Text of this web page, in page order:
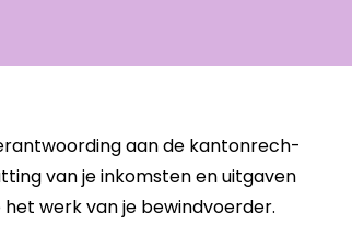
aan de kan­ton­rech­
van je in­kom­sten en uit­ga­ven
werk van je be­wind­voer­der.